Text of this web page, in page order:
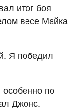
итог боя
весе Майка
Я победил
особенно по
Джонс.